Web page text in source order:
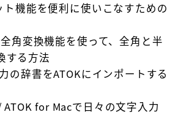
機能を便利に使いこなすための
角変換機能を使って、全角と半
する方法
の辞書をATOKにインポートする
for Macで日々の文字入力